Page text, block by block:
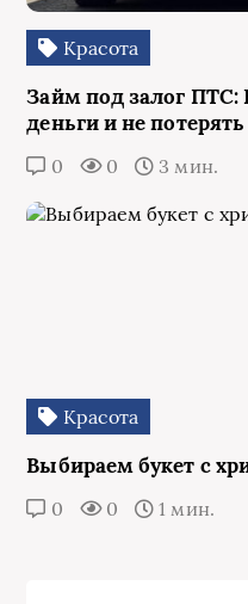
Красота
Займ под залог ПТС:
деньги и не
0 0 3 мин.
Красота
Выбираем букет с
0 0 1 мин.